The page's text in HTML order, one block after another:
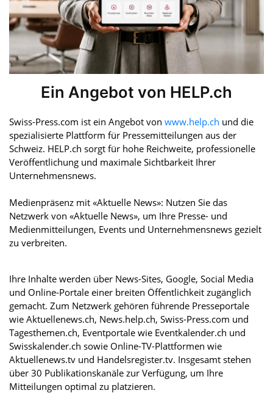
Ein Angebot von HELP.ch
Swiss-Press.com ist ein Angebot von www.help.ch und die
spezialisierte Plattform für Pressemitteilungen aus der
Schweiz. HELP.ch sorgt für hohe Reichweite, professionelle
Veröffentlichung und maximale Sichtbarkeit Ihrer
Unternehmensnews.
Medienpräsenz mit «Aktuelle News»: Nutzen Sie das
Netzwerk von «Aktuelle News», um Ihre Presse- und
Medienmitteilungen, Events und Unternehmensnews gezielt
zu verbreiten.
Ihre Inhalte werden über News-Sites, Google, Social Media
und Online-Portale einer breiten Öffentlichkeit zugänglich
gemacht. Zum Netzwerk gehören führende Presseportale
wie Aktuellenews.ch, News.help.ch, Swiss-Press.com und
Tagesthemen.ch, Eventportale wie Eventkalender.ch und
Swisskalender.ch sowie Online-TV-Plattformen wie
Aktuellenews.tv und Handelsregister.tv. Insgesamt stehen
über 30 Publikationskanäle zur Verfügung, um Ihre
Mitteilungen optimal zu platzieren.